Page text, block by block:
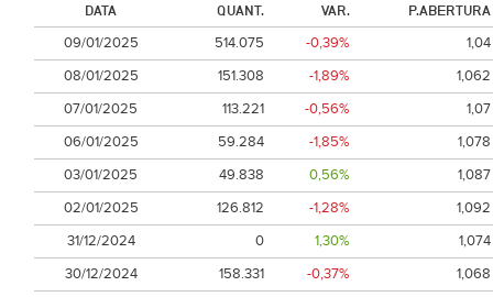
DATA QUANT. VAR.
P.ABERTURA
09/01/2025
514.075 -0,39%
1,04
08/01/2025
151.308 -1,89%
1,062
07/01/2025
113.221 -0,56%
1,07
06/01/2025
59.284 -1,85%
1,078
03/01/2025
49.838 0,56%
1,087
02/01/2025
126.812 -1,28%
1,092
31/12/2024
0 1,30%
1,074
30/12/2024
158.331 -0,37%
1,068